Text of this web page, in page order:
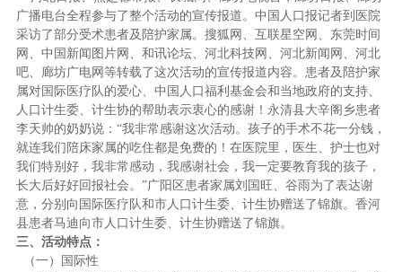
广播电台全程参与了整个活动的宣传报道。中国人口报记者到医院
采访了部分受术患者及陪护家属。搜狐网、互联星空网、东莞时间
网、中国新闻图片网、和讯论坛、河北科技网、河北新闻网、河北
吧、廊坊广电网等转载了这次活动的宣传报道内容。患者及陪护家
属对国际医疗队的爱心、中国人口福利基金会和当地政府的支持、
人口计生委、计生协的帮助表示衷心的感谢！永清县大辛阁乡患者
李天帅的奶奶说：“我非常感谢这次活动。孩子的手术不花一分钱，
就连我们陪床家属的吃住都是免费的！在医院里，医生、护士也对
我们特别好，我非常感动，我感谢社会，我一定要教育我的孩子，
长大后好好回报社会。”广阳区患者家属刘国旺、谷雨为了表达谢
意，分别向国际医疗队和市人口计生委、计生协赠送了锦旗。香河
县患者马迪向市人口计生委、计生协赠送了锦旗。
三、活动特点：
（一）国际性